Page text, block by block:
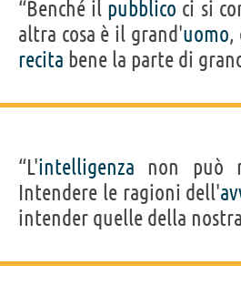
“Benché il pubblico ci si
altra cosa è il grand'uomo,
recita bene la parte di
“L'intelligenza non può
Intendere le ragioni dell'
intender quelle della nostra